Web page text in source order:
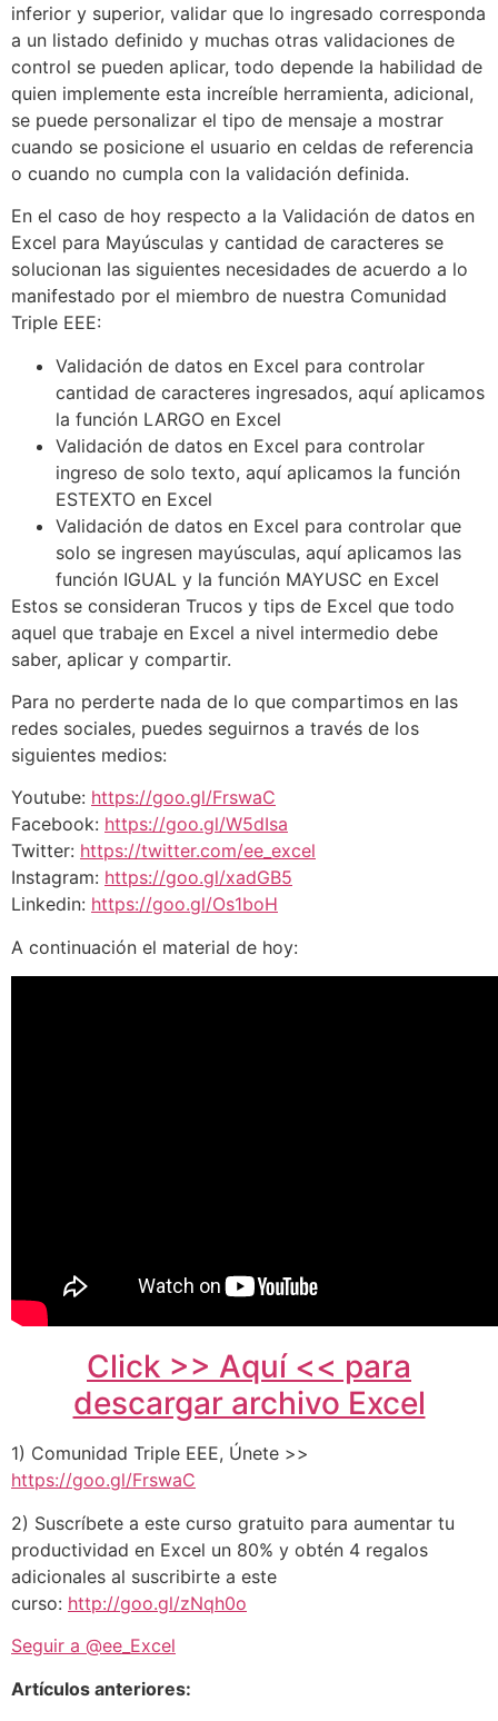
inferior y superior, validar que lo ingresado corresponda
a un listado definido y muchas otras validaciones de
control se pueden aplicar, todo depende la habilidad de
quien implemente esta increíble herramienta, adicional,
se puede personalizar el tipo de mensaje a mostrar
cuando se posicione el usuario en celdas de referencia
o cuando no cumpla con la validación definida.
En el caso de hoy respecto a la Validación de datos en
Excel para Mayúsculas y cantidad de caracteres se
solucionan las siguientes necesidades de acuerdo a lo
manifestado por el miembro de nuestra Comunidad
Triple EEE:
Validación de datos en Excel para controlar
cantidad de caracteres ingresados, aquí aplicamos
la función LARGO en Excel
Validación de datos en Excel para controlar
ingreso de solo texto, aquí aplicamos la función
ESTEXTO en Excel
Validación de datos en Excel para controlar que
solo se ingresen mayúsculas, aquí aplicamos las
función IGUAL y la función MAYUSC en Excel
Estos se consideran Trucos y tips de Excel que todo
aquel que trabaje en Excel a nivel intermedio debe
saber, aplicar y compartir.
Para no perderte nada de lo que compartimos en las
redes sociales, puedes seguirnos a través de los
siguientes medios:
Youtube: https://goo.gl/FrswaC
Facebook: https://goo.gl/W5dIsa
Twitter: https://twitter.com/ee_excel
Instagram: https://goo.gl/xadGB5
Linkedin: https://goo.gl/Os1boH
A continuación el material de hoy:
Click >> Aquí << para
descargar archivo Excel
1) Comunidad Triple EEE, Únete >>
https://goo.gl/FrswaC
2) Suscríbete a este curso gratuito para aumentar tu
productividad en Excel un 80% y obtén 4 regalos
adicionales al suscribirte a este
curso: http://goo.gl/zNqh0o
Seguir a @ee_Excel
Artículos anteriores: